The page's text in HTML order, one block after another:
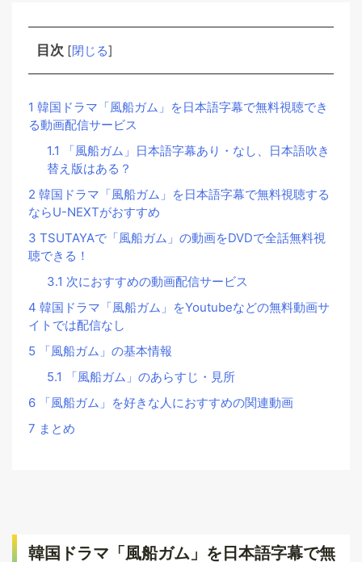
目次 [閉じる]
1 韓国ドラマ「風船ガム」を日本語字幕で無料視聴でき
る動画配信サービス
1.1 「風船ガム」日本語字幕あり・なし、日本語吹き
替え版はある？
2 韓国ドラマ「風船ガム」を日本語字幕で無料視聴する
ならU-NEXTがおすすめ
3 TSUTAYAで「風船ガム」の動画をDVDで全話無料視
聴できる！
3.1 次におすすめの動画配信サービス
4 韓国ドラマ「風船ガム」をYoutubeなどの無料動画サ
イトでは配信なし
5 「風船ガム」の基本情報
5.1 「風船ガム」のあらすじ・見所
6 「風船ガム」を好きな人におすすめの関連動画
7 まとめ
韓国ドラマ「風船ガム」を日本語字幕で無